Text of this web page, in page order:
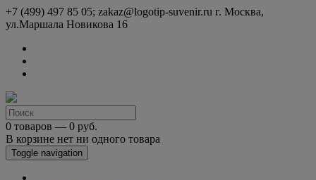
+7 (499) 497 85 05; zakaz@logotip-suvenir.ru г. Москва,
ул.Маршала Новикова 16
0 товаров — 0 руб.
В корзине нет ни одного товара
Toggle navigation